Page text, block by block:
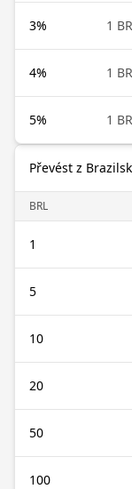
3% 1
4% 1
5% 1
Převést z
BRL
1
5
10
20
50
100